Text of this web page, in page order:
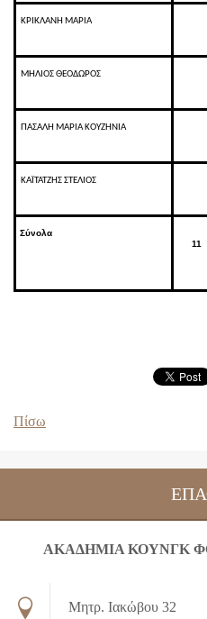
ΚΡΙΚΛΑΝΗ ΜΑΡΙΑ
ΜΗΛΙΟΣ ΘΕΟΔΩΡΟΣ
ΠΑΣΑΛΗ ΜΑΡΙΑ ΚΟΥΖΗΝΙΑ
ΚΑΪΤΑΤΖΗΣ ΣΤΕΛΙΟΣ
Σύνολα
11
Πίσω
ΑΚΑΔΗΜΙΑ ΚΟΥΝΓΚ
Μητρ. Ιακώβου 32